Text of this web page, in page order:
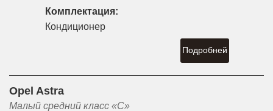
Комплектация:
Кондиционер
Подробней
Opel Astra
Малый средний класс «С»